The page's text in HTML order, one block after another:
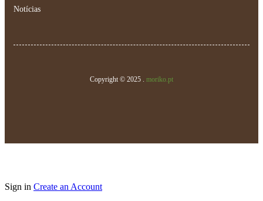
Notícias
Copyright © 2025 . moriko.pt
Sign in Create an Account